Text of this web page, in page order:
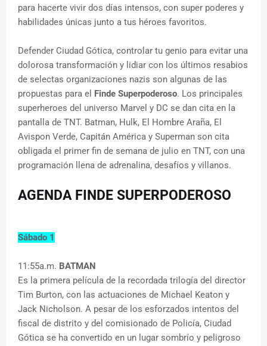
para hacerte vivir dos días intensos, con super poderes y
habilidades únicas junto a tus héroes favoritos.
Defender Ciudad Gótica, controlar tu genio para evitar una
dolorosa transformación y lidiar con los últimos resabios
de selectas organizaciones nazis son algunas de las
propuestas para el Finde Superpoderoso. Los principales
superheroes del universo Marvel y DC se dan cita en la
pantalla de TNT. Batman, Hulk, El Hombre Araña, El
Avispon Verde, Capitán América y Superman son cita
obligada el primer fin de semana de julio en TNT, con una
programación llena de adrenalina, desafíos y villanos.
AGENDA FINDE SUPERPODEROSO
Sábado 1
11:55a.m. BATMAN
Es la primera película de la recordada trilogía del director
Tim Burton, con las actuaciones de Michael Keaton y
Jack Nicholson. A pesar de los esforzados intentos del
fiscal de distrito y del comisionado de Policía, Ciudad
Gótica se ha convertido en un lugar sombrío y peligroso